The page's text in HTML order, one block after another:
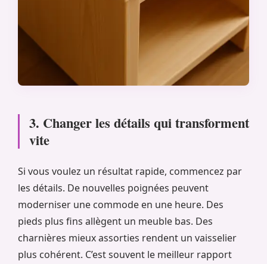
3. Changer les détails qui transforment
vite
Si vous voulez un résultat rapide, commencez par
les détails. De nouvelles poignées peuvent
moderniser une commode en une heure. Des
pieds plus fins allègent un meuble bas. Des
charnières mieux assorties rendent un vaisselier
plus cohérent. C’est souvent le meilleur rapport